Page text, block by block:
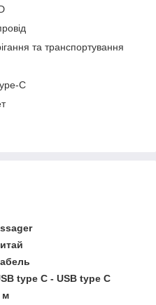
та транспортування
C
type C - USB type C
м